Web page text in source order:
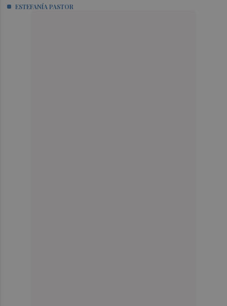
ESTEFANÍA PASTOR